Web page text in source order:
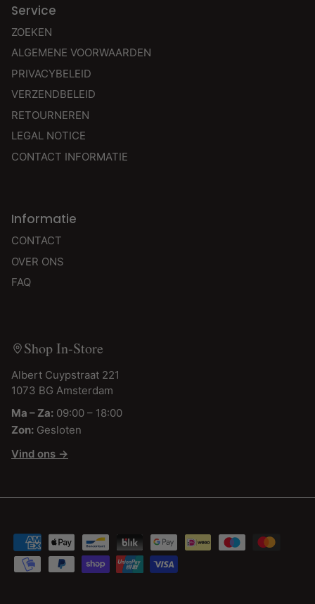
Service
ZOEKEN
ALGEMENE VOORWAARDEN
PRIVACYBELEID
VERZENDBELEID
RETOURNEREN
LEGAL NOTICE
CONTACT INFORMATIE
Informatie
CONTACT
OVER ONS
FAQ
Shop In-Store
Albert Cuypstraat 221
1073 BG Amsterdam
Ma – Za: 09:00 – 18:00
Zon: Gesloten
Vind ons →